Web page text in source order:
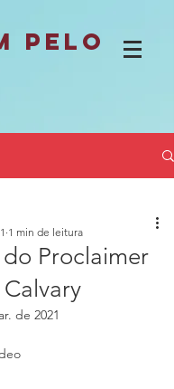
pelo
Proclaimer
1 min de leitura
de 2021